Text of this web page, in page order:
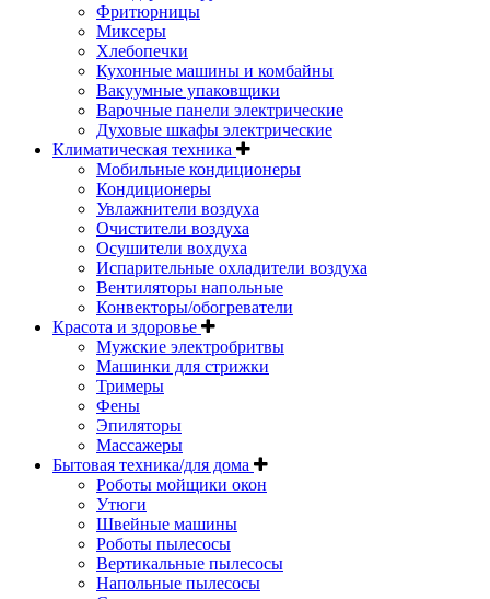
Фритюрницы
Миксеры
Хлебопечки
Кухонные машины и комбайны
Вакуумные упаковщики
Варочные панели электрические
Духовые шкафы электрические
Климатическая техника
Мобильные кондиционеры
Кондиционеры
Увлажнители воздуха
Очистители воздуха
Осушители вохдуха
Испарительные охладители воздуха
Вентиляторы напольные
Конвекторы/обогреватели
Красота и здоровье
Мужские электробритвы
Машинки для стрижки
Тримеры
Фены
Эпиляторы
Массажеры
Бытовая техника/для дома
Роботы мойщики окон
Утюги
Швейные машины
Роботы пылесосы
Вертикальные пылесосы
Напольные пылесосы